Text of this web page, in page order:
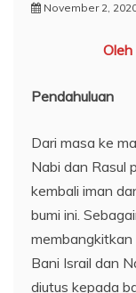
November 2,
Pendahuluan
Dari masa ke
Nabi dan Rasul
kembali iman
bumi ini.
membangkitkan
Bani Israil dan
diutus kepada